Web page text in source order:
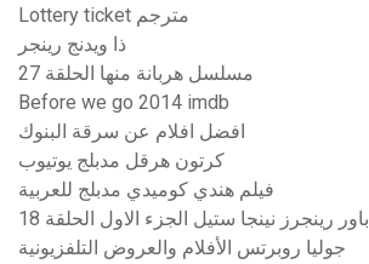
Lottery ticket مترجم
ذا ويدنج رينجر
مسلسل هربانة منها الحلقة 27
Before we go 2014 imdb
افضل افلام عن سرقة البنوك
كرتون هرقل مدبلج يوتيوب
فيلم هندي كوميدي مدبلج للعربية
باور رينجرز نينجا ستيل الجزء الاول الحلقة 18
جوليا روبرتس الأفلام والعروض التلفزيونية